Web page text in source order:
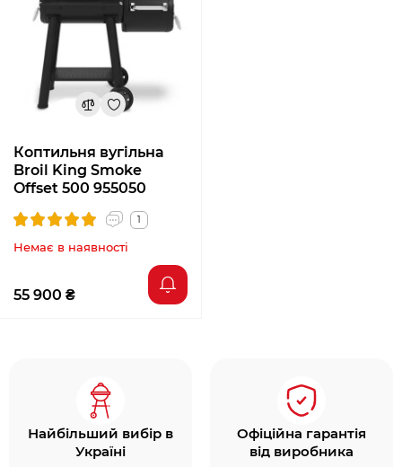
Коптильня вугільна
Broil King Smoke
Offset 500 955050
1
Немає в наявності
55 900 ₴
Найбільший вибір в
Україні
Офіційна гарантія
від виробника